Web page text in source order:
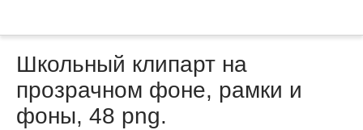
Школьный клипарт на
прозрачном фоне, рамки и
фоны, 48 png.